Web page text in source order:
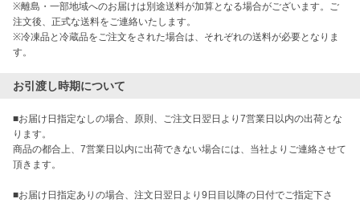
※離島・一部地域へのお届けは別途送料が加算となる場合がございます。ご
注文後、正式な送料をご連絡いたします。
※冷凍品と冷蔵品をご注文をされた場合は、それぞれの送料が必要となりま
す。
お引渡し時期について
■お届け日指定なしの場合、原則、ご注文日翌日より7営業日以内の出荷とな
ります。
商品の都合上、7営業日以内に出荷できない場合には、当社よりご連絡させて
頂きます。
■お届け日指定ありの場合、注文日翌日より9日目以降の日付でご指定下さ